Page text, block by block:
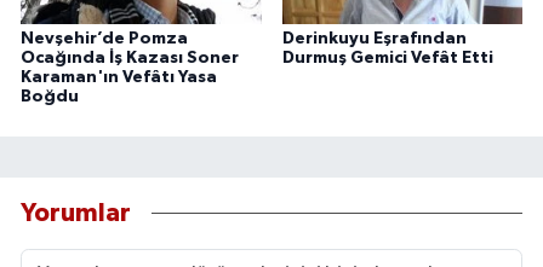
Nevşehir’de Pomza
Ocağında İş Kazası Soner
Karaman'ın Vefâtı Yasa
Boğdu
Derinkuyu Eşrafından
Durmuş Gemici Vefât Etti
Yorumlar